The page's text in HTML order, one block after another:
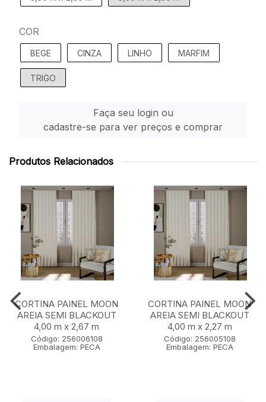
COR
BEGE CINZA LINHO MARFIM
TRIGO
Faça seu login ou
cadastre-se para ver preços e comprar
Produtos Relacionados
CORTINA PAINEL MOON
AREIA SEMI BLACKOUT
4,00 m x 2,67 m
Código: 256006108
Embalagem: PECA
CORTINA PAINEL MOON
AREIA SEMI BLACKOUT
4,00 m x 2,27 m
Código: 256005108
Embalagem: PECA